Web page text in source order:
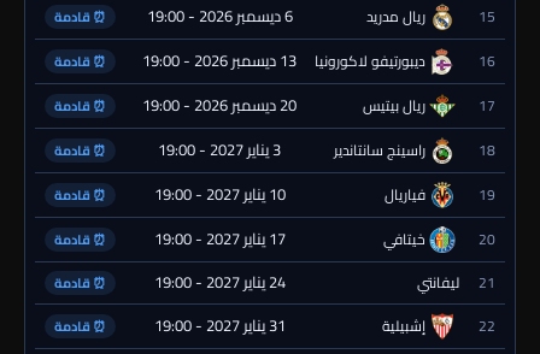
15 ريال مدريد 6 ديسمبر 2026 - 19:00 ⏰ قادمة
16 ديبورتيفو لاكورونيا 13 ديسمبر 2026 - 19:00 ⏰ قادمة
17 ريال بيتيس 20 ديسمبر 2026 - 19:00 ⏰ قادمة
18 راسينج سانتاندير 3 يناير 2027 - 19:00 ⏰ قادمة
19 فياريال 10 يناير 2027 - 19:00 ⏰ قادمة
20 خيتافي 17 يناير 2027 - 19:00 ⏰ قادمة
21 ليفانتي 24 يناير 2027 - 19:00 ⏰ قادمة
22 إشبيلية 31 يناير 2027 - 19:00 ⏰ قادمة